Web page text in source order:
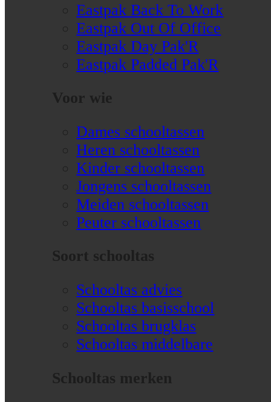
Eastpak Back To Work
Eastpak Out Of Office
Eastpak Day Pak'R
Eastpak Padded Pak'R
Voor wie
Dames schooltassen
Heren schooltassen
Kinder schooltassen
Jongens schooltassen
Meiden schooltassen
Peuter schooltassen
Soort schooltas
Schooltas advies
Schooltas basisschool
Schooltas brugklas
Schooltas middelbare
Schooltas merken